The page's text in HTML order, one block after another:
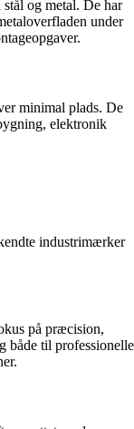
og metal. De har
under
minimal plads. De
elektronik
industrimærker
på præcision,
både til professionelle